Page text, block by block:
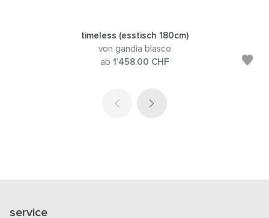
timeless (esstisch 180cm)
von gandia blasco
ab 1’458.00 CHF
service